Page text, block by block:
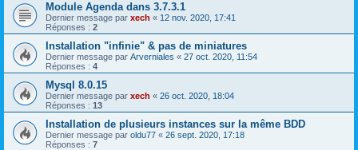
Module Agenda dans 3.7.3.1
Dernier message par xech « 12 nov. 2020, 17:41
Réponses : 2
Installation "infinie" & pas de miniatures
Dernier message par Arverniales « 27 oct. 2020, 11:54
Réponses : 4
Mysql 8.0.15
Dernier message par xech « 26 oct. 2020, 18:04
Réponses : 13
Installation de plusieurs instances sur la même BDD
Dernier message par oldu77 « 26 sept. 2020, 17:18
Réponses : 7